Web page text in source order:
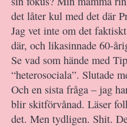
det låter kul med det där
Jag vet inte om det
där, och likasinnade 60-
Se vad som hände med
“heterosociala”. Slutade
Och en sista fråga – jag
blir skitförvånad. Läser
det. Men tydligen. Shit.